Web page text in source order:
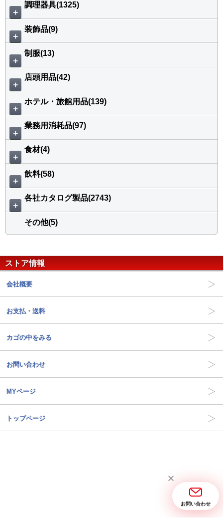
＋
調理器具(1325)
＋
装飾品(9)
＋
制服(13)
＋
店頭用品(42)
＋
ホテル・旅館用品(139)
＋
業務用消耗品(97)
＋
食材(4)
＋
飲料(58)
＋
各社カタログ製品(2743)
その他(5)
ストア情報
会社概要
お支払・送料
カゴの中をみる
お問い合わせ
MYページ
トップページ
お問い合わせ